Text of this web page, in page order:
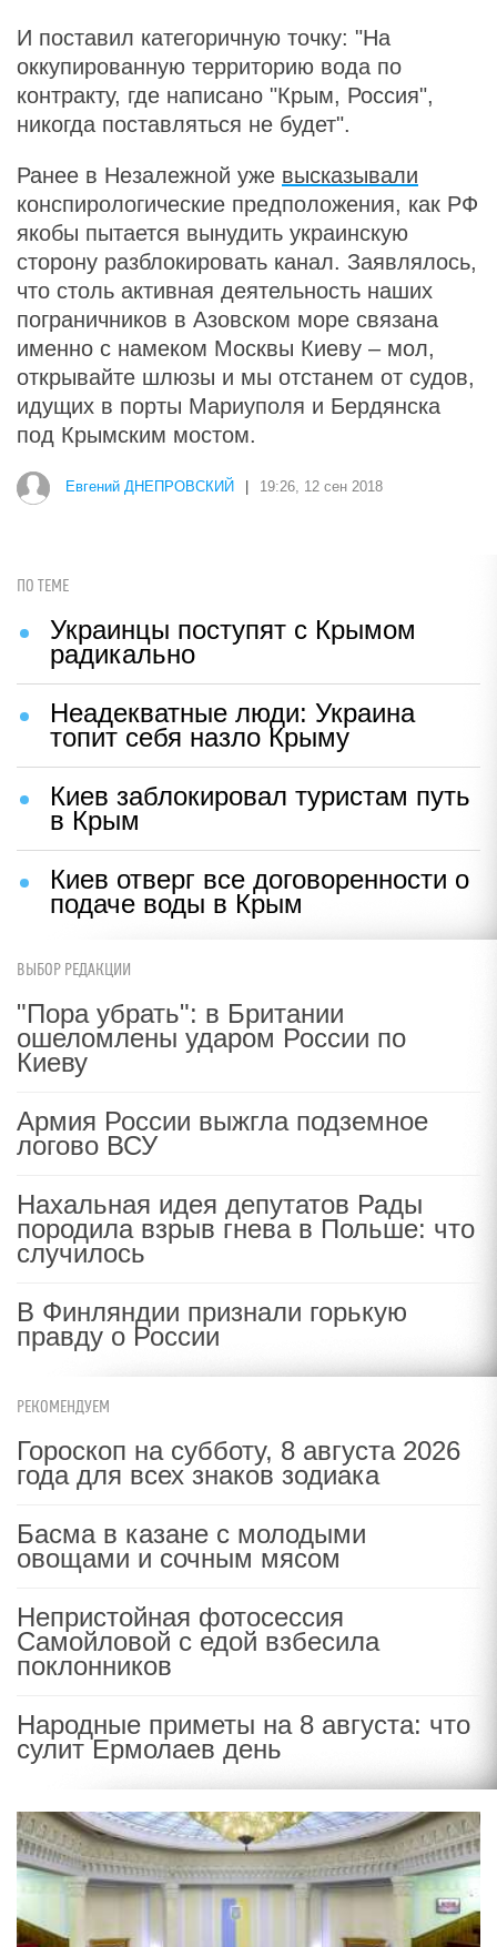
И поставил категоричную точку: "На
оккупированную территорию вода по
контракту, где написано "Крым, Россия",
никогда поставляться не будет".
Ранее в Незалежной уже высказывали
конспирологические предположения, как РФ
якобы пытается вынудить украинскую
сторону разблокировать канал. Заявлялось,
что столь активная деятельность наших
пограничников в Азовском море связана
именно с намеком Москвы Киеву – мол,
открывайте шлюзы и мы отстанем от судов,
идущих в порты Мариуполя и Бердянска
под Крымским мостом.
Евгений ДНЕПРОВСКИЙ 19:26, 12 сен 2018
ПО ТЕМЕ
Украинцы поступят с Крымом
радикально
Неадекватные люди: Украина
топит себя назло Крыму
Киев заблокировал туристам путь
в Крым
Киев отверг все договоренности о
подаче воды в Крым
ВЫБОР РЕДАКЦИИ
"Пора убрать": в Британии
ошеломлены ударом России по
Киеву
Армия России выжгла подземное
логово ВСУ
Нахальная идея депутатов Рады
породила взрыв гнева в Польше: что
случилось
В Финляндии признали горькую
правду о России
РЕКОМЕНДУЕМ
Гороскоп на субботу, 8 августа 2026
года для всех знаков зодиака
Басма в казане с молодыми
овощами и сочным мясом
Непристойная фотосессия
Самойловой с едой взбесила
поклонников
Народные приметы на 8 августа: что
сулит Ермолаев день